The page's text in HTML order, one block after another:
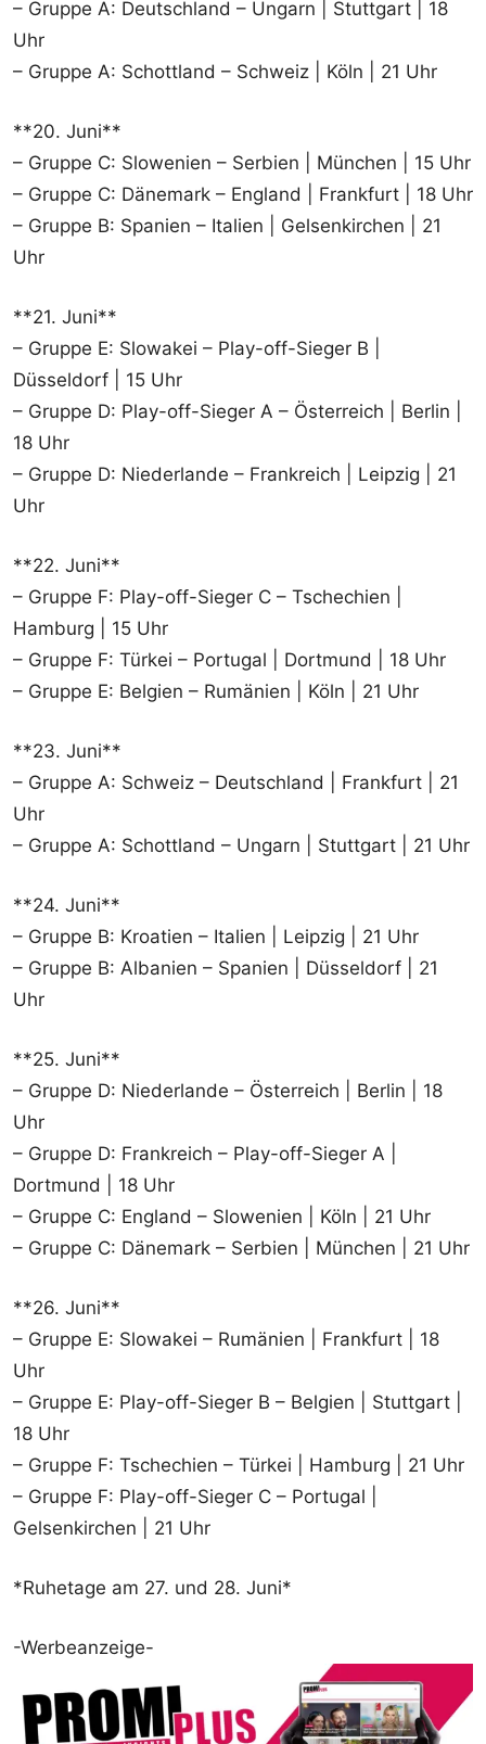
– Gruppe A: Deutschland – Ungarn | Stuttgart | 18
Uhr
– Gruppe A: Schottland – Schweiz | Köln | 21 Uhr
**20. Juni**
– Gruppe C: Slowenien – Serbien | München | 15 Uhr
– Gruppe C: Dänemark – England | Frankfurt | 18 Uhr
– Gruppe B: Spanien – Italien | Gelsenkirchen | 21
Uhr
**21. Juni**
– Gruppe E: Slowakei – Play-off-Sieger B |
Düsseldorf | 15 Uhr
– Gruppe D: Play-off-Sieger A – Österreich | Berlin |
18 Uhr
– Gruppe D: Niederlande – Frankreich | Leipzig | 21
Uhr
**22. Juni**
– Gruppe F: Play-off-Sieger C – Tschechien |
Hamburg | 15 Uhr
– Gruppe F: Türkei – Portugal | Dortmund | 18 Uhr
– Gruppe E: Belgien – Rumänien | Köln | 21 Uhr
**23. Juni**
– Gruppe A: Schweiz – Deutschland | Frankfurt | 21
Uhr
– Gruppe A: Schottland – Ungarn | Stuttgart | 21 Uhr
**24. Juni**
– Gruppe B: Kroatien – Italien | Leipzig | 21 Uhr
– Gruppe B: Albanien – Spanien | Düsseldorf | 21
Uhr
**25. Juni**
– Gruppe D: Niederlande – Österreich | Berlin | 18
Uhr
– Gruppe D: Frankreich – Play-off-Sieger A |
Dortmund | 18 Uhr
– Gruppe C: England – Slowenien | Köln | 21 Uhr
– Gruppe C: Dänemark – Serbien | München | 21 Uhr
**26. Juni**
– Gruppe E: Slowakei – Rumänien | Frankfurt | 18
Uhr
– Gruppe E: Play-off-Sieger B – Belgien | Stuttgart |
18 Uhr
– Gruppe F: Tschechien – Türkei | Hamburg | 21 Uhr
– Gruppe F: Play-off-Sieger C – Portugal |
Gelsenkirchen | 21 Uhr
*Ruhetage am 27. und 28. Juni*
-Werbeanzeige-